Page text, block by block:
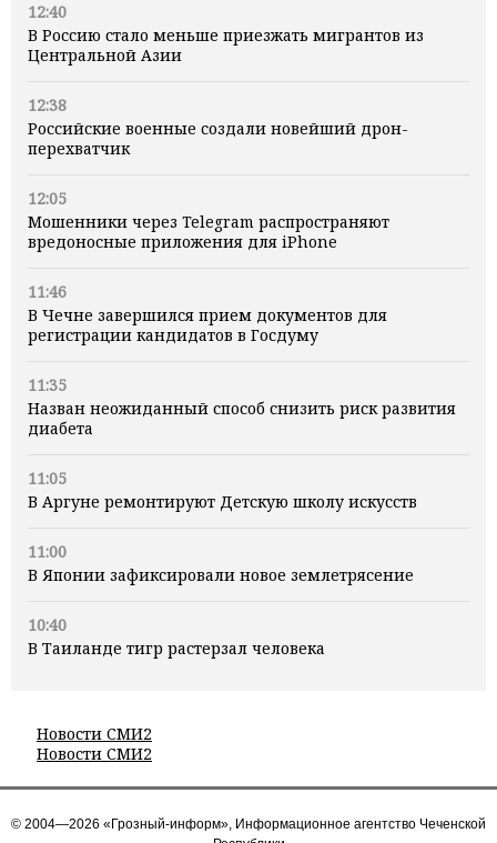
12:40
В Россию стало меньше приезжать мигрантов из
Центральной Азии
12:38
Российские военные создали новейший дрон-
перехватчик
12:05
Мошенники через Telegram распространяют
вредоносные приложения для iPhone
11:46
В Чечне завершился прием документов для
регистрации кандидатов в Госдуму
11:35
Назван неожиданный способ снизить риск развития
диабета
11:05
В Аргуне ремонтируют Детскую школу искусств
11:00
В Японии зафиксировали новое землетрясение
10:40
В Таиланде тигр растерзал человека
Новости СМИ2
Новости СМИ2
© 2004—2026 «Грозный-информ», Информационное агентство Чеченской